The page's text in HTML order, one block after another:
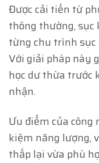
Được cải tiến từ
thông thường,
từng chu trình sục
Với giải pháp này
học dư thừa trước
nhận.
Ưu điểm của
kiệm năng lượng,
thấp lại vừa phù